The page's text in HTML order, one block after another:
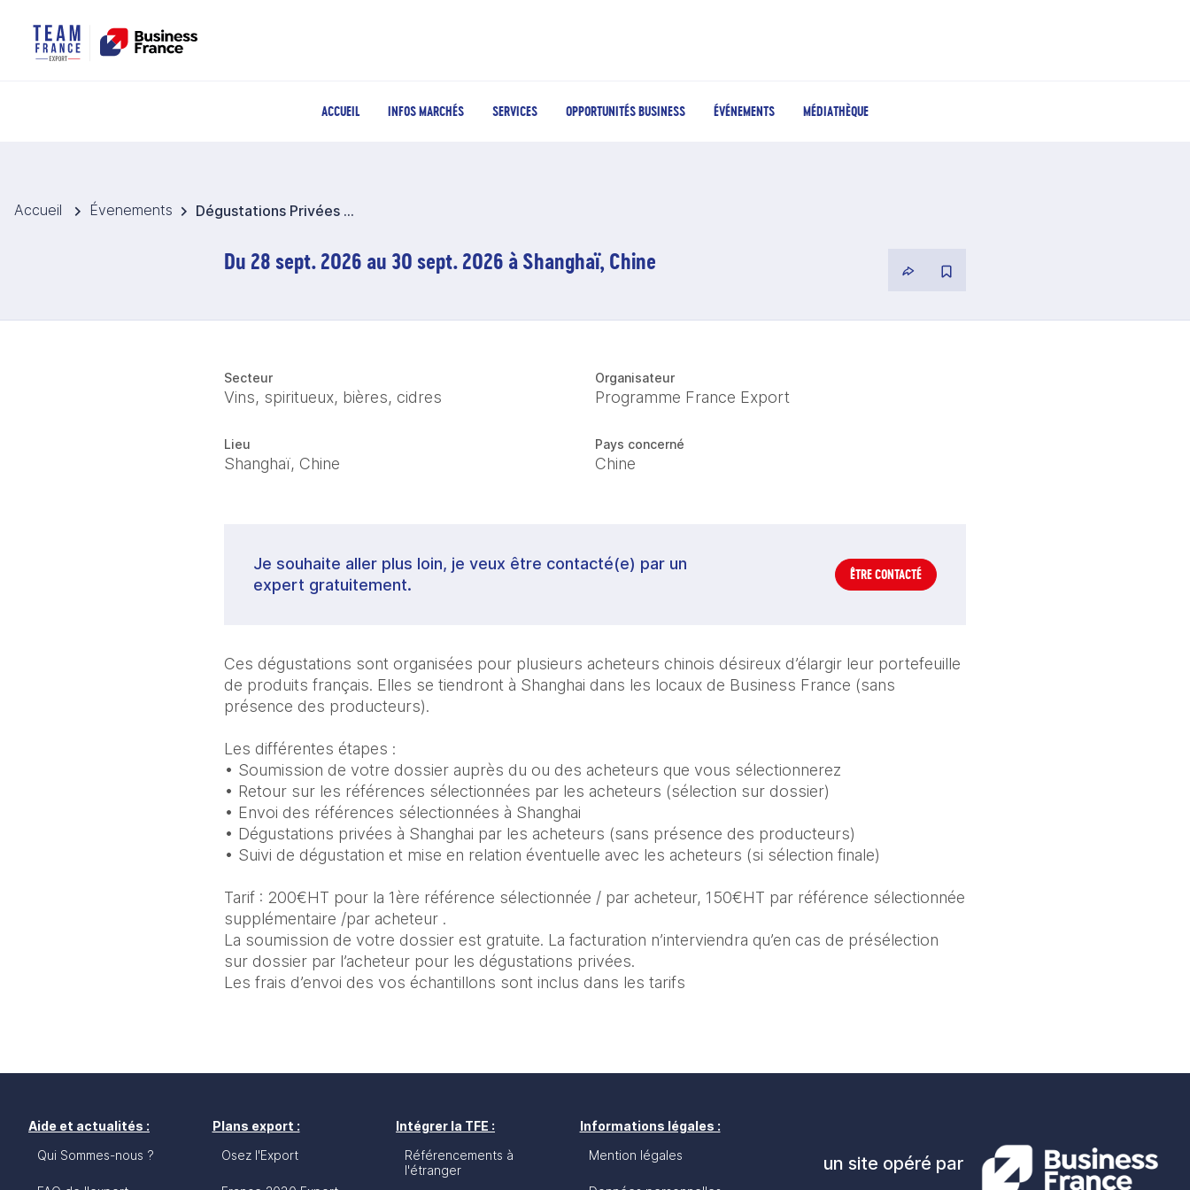
ACCUEIL INFOS MARCHÉS SERVICES OPPORTUNITÉS BUSINESS ÉVÉNEMENTS MÉDIATHÈQUE
Accueil Évenements Dégustations Privées 2026 - Chine
Du 28 sept. 2026 au 30 sept. 2026 à Shanghaï, Chine
Secteur
Vins, spiritueux, bières, cidres
Organisateur
Programme France Export
Lieu
Shanghaï, Chine
Pays concerné
Chine
Je souhaite aller plus loin, je veux être contacté(e) par un
expert gratuitement.
ÊTRE CONTACTÉ
Ces dégustations sont organisées pour plusieurs acheteurs chinois désireux d’élargir leur portefeuille
de produits français. Elles se tiendront à Shanghai dans les locaux de Business France (sans
présence des producteurs).
Les différentes étapes :
• Soumission de votre dossier auprès du ou des acheteurs que vous sélectionnerez
• Retour sur les références sélectionnées par les acheteurs (sélection sur dossier)
• Envoi des références sélectionnées à Shanghai
• Dégustations privées à Shanghai par les acheteurs (sans présence des producteurs)
• Suivi de dégustation et mise en relation éventuelle avec les acheteurs (si sélection finale)
Tarif : 200€HT pour la 1ère référence sélectionnée / par acheteur, 150€HT par référence sélectionnée
supplémentaire /par acheteur .
La soumission de votre dossier est gratuite. La facturation n’interviendra qu’en cas de présélection
sur dossier par l’acheteur pour les dégustations privées.
Les frais d’envoi des vos échantillons sont inclus dans les tarifs
Aide et actualités :
Qui Sommes-nous ?
Plans export :
Osez l'Export
Intégrer la TFE :
Référencements à
l'étranger
Informations légales :
Mention légales
un site opéré par